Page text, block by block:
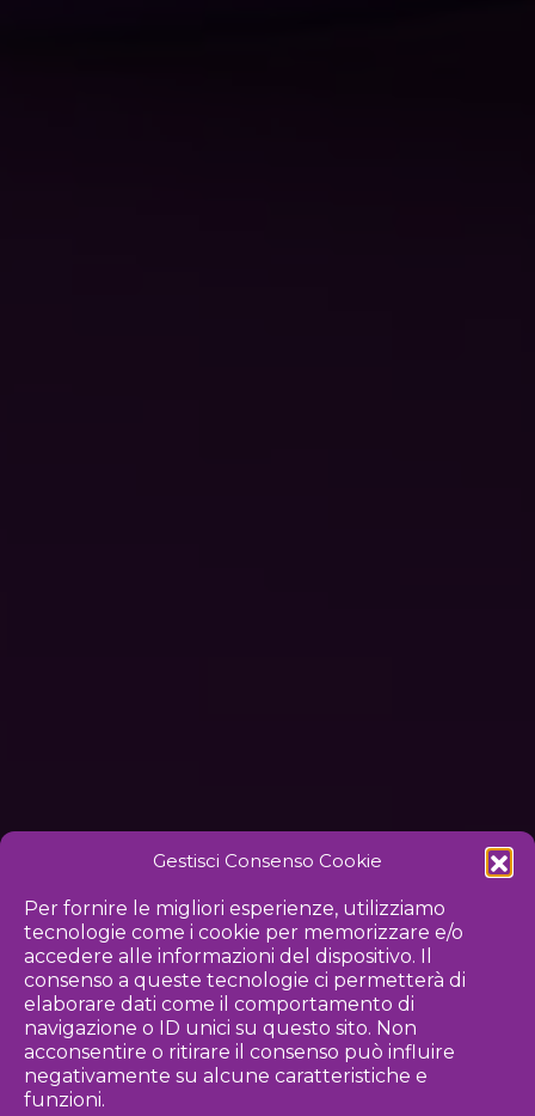
Gestisci Consenso Cookie
Per fornire le migliori esperienze, utilizziamo
tecnologie come i cookie per memorizzare e/o
accedere alle informazioni del dispositivo. Il
consenso a queste tecnologie ci permetterà di
elaborare dati come il comportamento di
navigazione o ID unici su questo sito. Non
acconsentire o ritirare il consenso può influire
negativamente su alcune caratteristiche e
funzioni.